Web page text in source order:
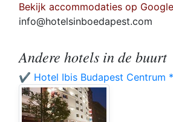
Bekijk accommodaties op
info@hotelsinboedapest.com
Andere hotels in de buurt
✔️ Hotel Ibis Budapest Centrum